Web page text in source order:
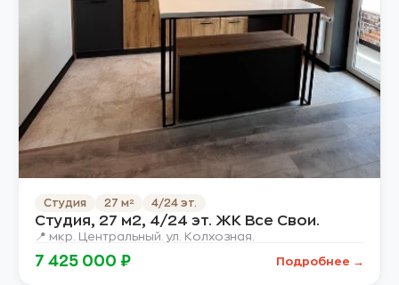
Студия 27 м² 4/24 эт.
Студия, 27 м2, 4/24 эт. ЖК Все Свои.
📍 мкр. Центральный. ул. Колхозная.
7 425 000 ₽ Подробнее →